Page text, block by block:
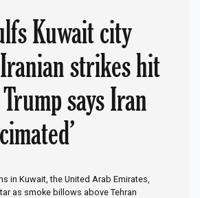
Kuwait city
strikes hit
says Iran
in Kuwait, the United Arab Emirates,
as smoke billows above Tehran